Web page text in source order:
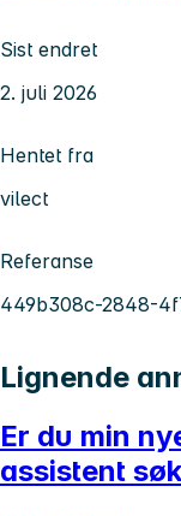
Sist endret
2. juli 2026
Hentet fra
vilect
Referanse
449b308c-2848-
Lignende
Er du min
assistent